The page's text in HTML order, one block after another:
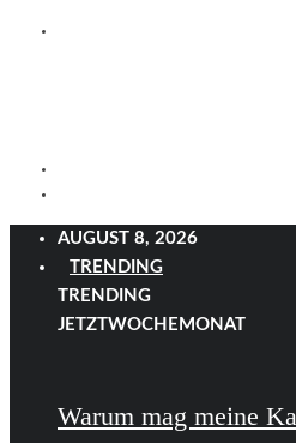
AUGUST 8, 2026
TRENDING
TRENDING
JETZTWOCHE MONAT
Warum mag meine